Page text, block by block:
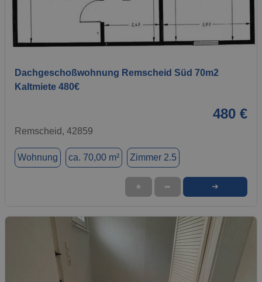
1 / 4
Dachgeschoßwohnung Remscheid Süd 70m2
Kaltmiete 480€
480 €
Remscheid, 42859
Wohnung ca. 70,00 m² Zimmer 2.5
★ ➦ ➜